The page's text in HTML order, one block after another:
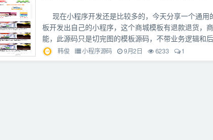
现在小程序开发还是比较多的，今天分享一个通
板开发出自己的小程序，这个商城模板有退款退货，
能，此源码只是切完图的模板源码，不带业务逻辑和
韩俊 小程序源码 9月2日 6233 1